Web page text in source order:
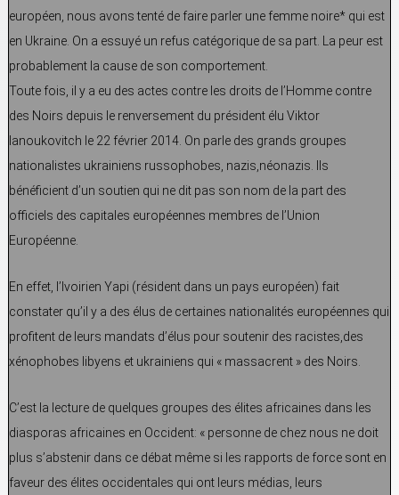
européen, nous avons tenté de faire parler une femme noire* qui est
en Ukraine. On a essuyé un refus catégorique de sa part. La peur est
probablement la cause de son comportement.
Toute fois, il y a eu des actes contre les droits de l’Homme contre
des Noirs depuis le renversement du président élu Viktor
Ianoukovitch le 22 février 2014. On parle des grands groupes
nationalistes ukrainiens russophobes, nazis,néonazis. Ils
bénéficient d’un soutien qui ne dit pas son nom de la part des
officiels des capitales européennes membres de l’Union
Européenne.
En effet, l’Ivoirien Yapi (résident dans un pays européen) fait
constater qu’il y a des élus de certaines nationalités européennes qui
profitent de leurs mandats d’élus pour soutenir des racistes,des
xénophobes libyens et ukrainiens qui « massacrent » des Noirs.
C’est la lecture de quelques groupes des élites africaines dans les
diasporas africaines en Occident: « personne de chez nous ne doit
plus s’abstenir dans ce débat même si les rapports de force sont en
faveur des élites occidentales qui ont leurs médias, leurs